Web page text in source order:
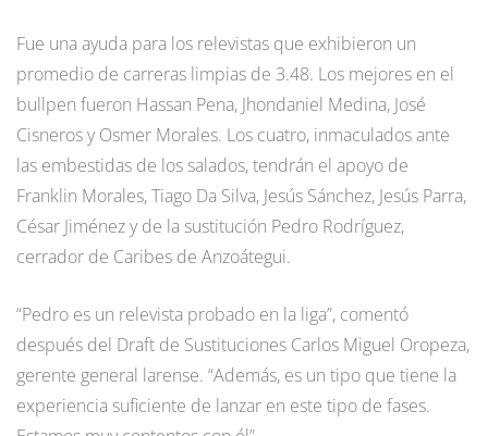
Fue una ayuda para los relevistas que exhibieron un
promedio de carreras limpias de 3.48. Los mejores en el
bullpen fueron Hassan Pena, Jhondaniel Medina, José
Cisneros y Osmer Morales. Los cuatro, inmaculados ante
las embestidas de los salados, tendrán el apoyo de
Franklin Morales, Tiago Da Silva, Jesús Sánchez, Jesús Parra,
César Jiménez y de la sustitución Pedro Rodríguez,
cerrador de Caribes de Anzoátegui.
“Pedro es un relevista probado en la liga”, comentó
después del Draft de Sustituciones Carlos Miguel Oropeza,
gerente general larense. “Además, es un tipo que tiene la
experiencia suficiente de lanzar en este tipo de fases.